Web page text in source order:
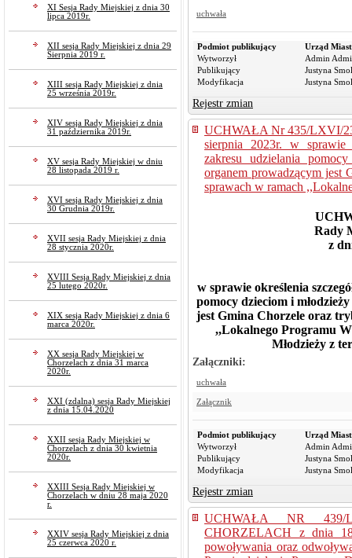
XI Sesja Rady Miejskiej z dnia 30
lipca 2019r.
XII sesja Rady Miejskiej z dnia 29
Sierpnia 2019 r.
XIII sesja Rady Miejskiej z dnia
25 września 2019r.
XIV sesja Rady Miejskiej z dnia
31 października 2019r.
XV sesja Rady Miejskiej w dniu
28 listopada 2019 r.
XVI sesja Rady Miejskiej z dnia
30 Grudnia 2019r.
XVII sesja Rady Miejskiej z dnia
28 stycznia 2020r.
XVIII Sesja Rady Miejskiej z dnia
25 lutego 2020r.
XIX sesja Rady Miejskiej z dnia 6
marca 2020r.
XX sesja Rady Miejskiej w
Chorzelach z dnia 31 marca
2020r.
XXI (zdalna) sesja Rady Miejskiej
z dnia 15.04.2020
XXII sesja Rady Miejskiej w
Chorzelach z dnia 30 kwietnia
2020r.
XXIII Sesja Rady Miejskiej w
Chorzelach w dniu 28 maja 2020
r.
XXIV sesja Rady Miejskiej z dnia
25 czerwca 2020 r.
uchwała
Podmiot publikujący
Urząd
Wytworzył
Admin
Publikujący
Justyna
Modyfikacja
Justyna
Rejestr zmian
UCHWAŁA Nr 435/LXVI/
sierpnia 2023r. w sprawie
zakresu udzielania
organem prowadzącym jest
sprawach w ramach
Rady
z
w sprawie określenia
pomocy dzieciom i
jest Gmina Chorzele oraz
,,Lokalnego Programu
Młodzieży z
Załączniki:
uchwała
Załącznik
Podmiot publikujący
Urząd
Wytworzył
Admin
Publikujący
Justyna
Modyfikacja
Justyna
Rejestr zmian
UCHWAŁA NR
CHORZELACH z dnia
powoływania oraz